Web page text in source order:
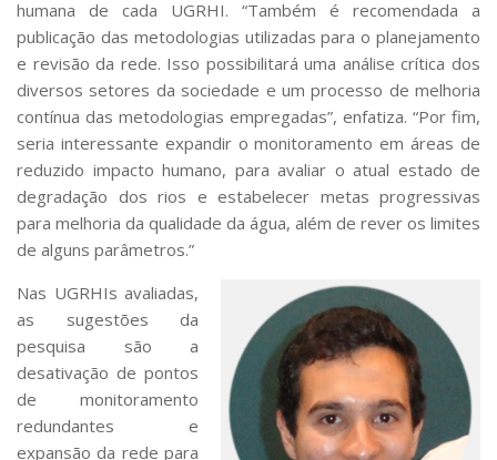
humana de cada UGRHI. “Também é recomendada a
publicação das metodologias utilizadas para o planejamento
e revisão da rede. Isso possibilitará uma análise crítica dos
diversos setores da sociedade e um processo de melhoria
contínua das metodologias empregadas”, enfatiza. “Por fim,
seria interessante expandir o monitoramento em áreas de
reduzido impacto humano, para avaliar o atual estado de
degradação dos rios e estabelecer metas progressivas
para melhoria da qualidade da água, além de rever os limites
de alguns parâmetros.”
Nas UGRHIs avaliadas,
as sugestões da
pesquisa são a
desativação de pontos
de monitoramento
redundantes e
expansão da rede para